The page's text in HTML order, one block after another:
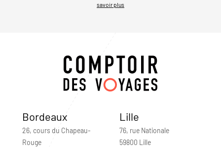
savoir plus
Bordeaux
26, cours du Chapeau-
Rouge
Lille
76, rue Nationale
59800 Lille